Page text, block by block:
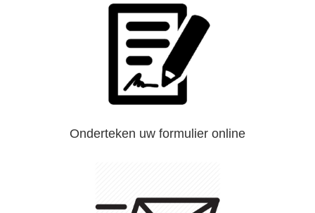
Onderteken uw formulier online